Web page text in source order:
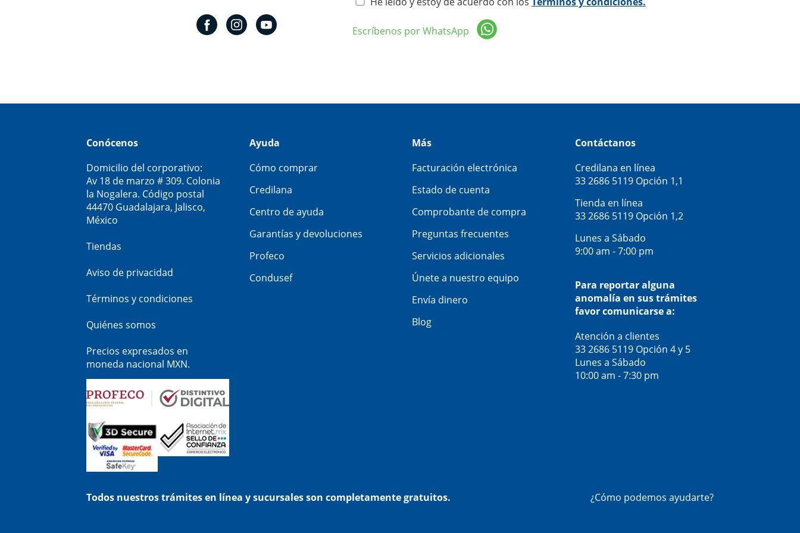
Escríbenos por WhatsApp
Conócenos
Domicilio del corporativo:
Av 18 de marzo # 309. Colonia
la Nogalera. Código postal
44470 Guadalajara, Jalisco,
México
Tiendas
Aviso de privacidad
Términos y condiciones
Quiénes somos
Precios expresados en
moneda nacional MXN.
Ayuda
Cómo comprar
Credilana
Centro de ayuda
Garantías y devoluciones
Profeco
Condusef
Más
Facturación electrónica
Estado de cuenta
Comprobante de compra
Preguntas frecuentes
Servicios adicionales
Únete a nuestro equipo
Envía dinero
Blog
Contáctanos
Credilana en línea
33 2686 5119 Opción 1,1
Tienda en línea
33 2686 5119 Opción 1,2
Lunes a Sábado
9:00 am - 7:00 pm
Para reportar alguna
anomalía en sus trámites
favor comunicarse a:
Atención a clientes
33 2686 5119 Opción 4 y 5
Lunes a Sábado
10:00 am - 7:30 pm
Todos nuestros trámites en línea y sucursales son completamente gratuitos. ¿Cómo podemos ayudarte?